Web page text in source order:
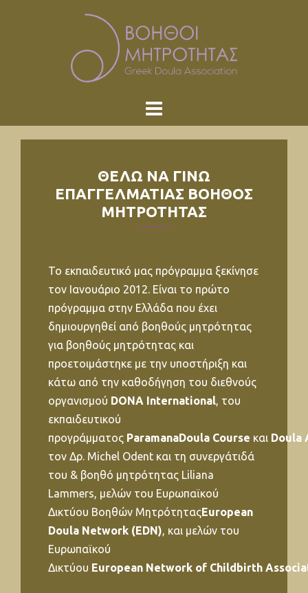
ΘΕΛΩ ΝΑ ΓΙΝΩ
ΕΠΑΓΓΕΛΜΑΤΙΑΣ ΒΟΗΘΟΣ
ΜΗΤΡΟΤΗΤΑΣ
Το εκπαιδευτικό μας πρόγραμμα ξεκίνησε
τον Ιανουάριο 2012. Είναι το πρώτο
πρόγραμμα στην Ελλάδα που έχει
δημιουργηθεί από βοηθούς μητρότητας
για βοηθούς μητρότητας και
προετοιμάστηκε με την υποστήριξη και
κάτω από την καθοδήγηση του διεθνούς
οργανισμού DONA International, του
εκπαιδευτικού
προγράμματος ParamanaDoula Course και Doula
τον Δρ. Michel Odent και τη συνεργάτιδά
του & βοηθό μητρότητας Liliana
Lammers, μελών του Ευρωπαϊκού
Δικτύου Βοηθών ΜητρότηταςEuropean
Doula Network (EDN), και μελών του
Ευρωπαϊκού
Δικτύου European Network of Childbirth A